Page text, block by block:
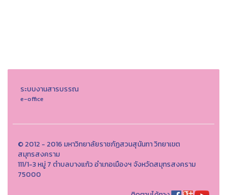
ระบบงานสารบรรณ
e-office
© 2012 - 2016 มหาวิทยาลัยราชภัฏสวนสุนันทา วิทยาเขต
สมุทรสงคราม
111/1-3 หมู่ 7 ตำบลบางแก้ว อำเภอเมืองฯ จังหวัดสมุทรสงคราม
75000